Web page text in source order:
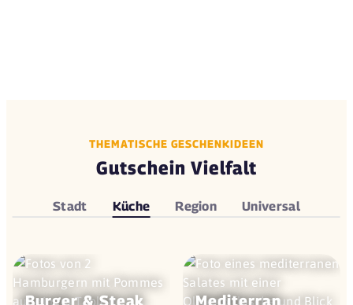
THEMATISCHE GESCHENKIDEEN
Gutschein Vielfalt
Stadt Küche Region Universal
Burger & Steak Mediterran